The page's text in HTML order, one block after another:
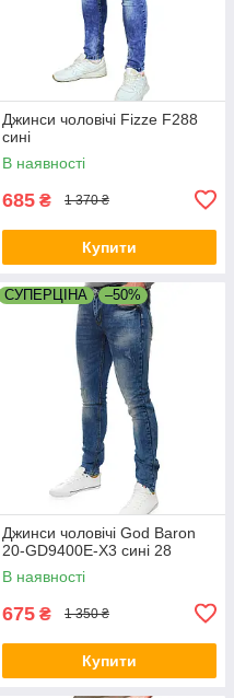
Джинси чоловічі Fizze F288
сині
В наявності
685 ₴ 1 370 ₴
Купити
СУПЕРЦІНА –50%
Джинси чоловічі God Baron
20-GD9400E-X3 сині 28
В наявності
675 ₴ 1 350 ₴
Купити